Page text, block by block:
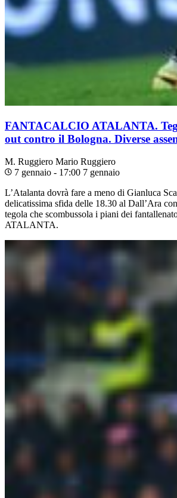
FANTACALCIO ATALANTA.
out contro il Bologna. Diverse
M. Ruggiero Mario Ruggiero
7 gennaio - 17:00 7 gennaio
L’Atalanta dovrà fare a meno di Gianluca
delicatissima sfida delle 18.30 al Dall’Ara
tegola che scombussola i piani dei
ATALANTA.